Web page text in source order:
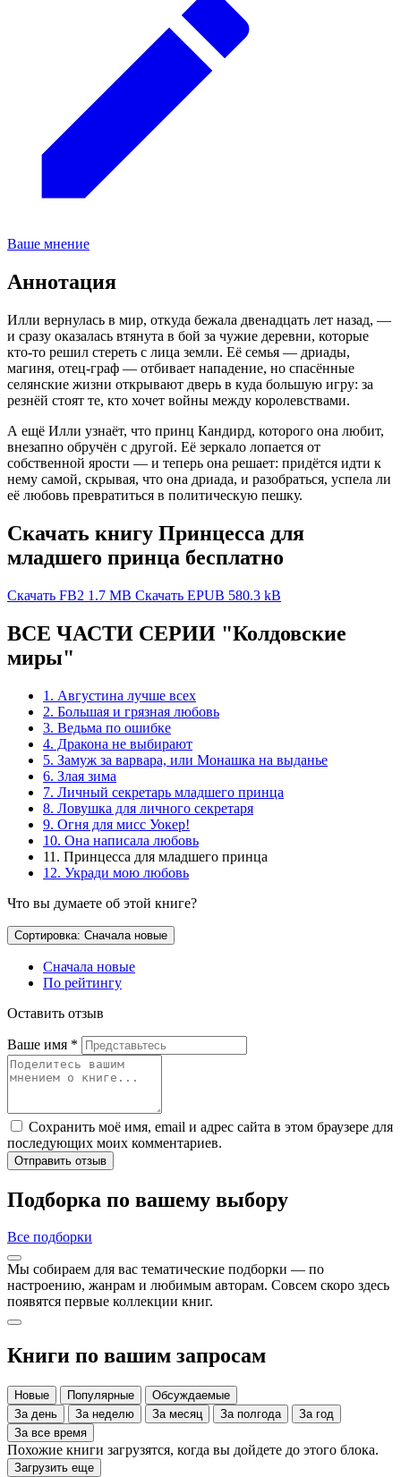
Ваше мнение
Аннотация
Илли вернулась в мир, откуда бежала двенадцать лет назад, —
и сразу оказалась втянута в бой за чужие деревни, которые
кто-то решил стереть с лица земли. Её семья — дриады,
магиня, отец-граф — отбивает нападение, но спасённые
селянские жизни открывают дверь в куда большую игру: за
резнёй стоят те, кто хочет войны между королевствами.
А ещё Илли узнаёт, что принц Кандирд, которого она любит,
внезапно обручён с другой. Её зеркало лопается от
собственной ярости — и теперь она решает: придётся идти к
нему самой, скрывая, что она дриада, и разобраться, успела ли
её любовь превратиться в политическую пешку.
Скачать книгу Принцесса для
младшего принца бесплатно
Скачать FB2 1.7 MB Скачать EPUB 580.3 kB
ВСЕ ЧАСТИ СЕРИИ "Колдовские
миры"
1. Августина лучше всех
2. Большая и грязная любовь
3. Ведьма по ошибке
4. Дракона не выбирают
5. Замуж за варвара, или Монашка на выданье
6. Злая зима
7. Личный секретарь младшего принца
8. Ловушка для личного секретаря
9. Огня для мисс Уокер!
10. Она написала любовь
11. Принцесса для младшего принца
12. Укради мою любовь
Что вы думаете об этой книге?
Сортировка: Сначала новые
Сначала новые
По рейтингу
Оставить отзыв
Ваше имя *
Сохранить моё имя, email и адрес сайта в этом браузере для
последующих моих комментариев.
Отправить отзыв
Подборка по вашему выбору
Все подборки
Мы собираем для вас тематические подборки — по
настроению, жанрам и любимым авторам. Совсем скоро здесь
появятся первые коллекции книг.
Книги по вашим запросам
Новые Популярные
Обсуждаемые
За день
За неделю За месяц За полгода
За год
За все время
Похожие книги загрузятся, когда вы дойдете до этого блока.
Загрузить еще